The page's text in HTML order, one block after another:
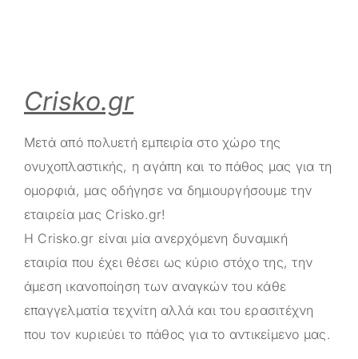
Crisko.gr
Μετά από πολυετή εμπειρία στο χώρο της
ονυχοπλαστικής, η αγάπη και το πάθος μας για τη
ομορφιά, μας οδήγησε να δημιουργήσουμε την
εταιρεία μας Crisko.gr!
Η Crisko.gr είναι μία ανερχόμενη δυναμική
εταιρία που έχει θέσει ως κύριο στόχο της, την
άμεση ικανοποίηση των αναγκών του κάθε
επαγγελματία τεχνίτη αλλά και του ερασιτέχνη
που τον κυριεύει το πάθος για το αντικείμενο μας.